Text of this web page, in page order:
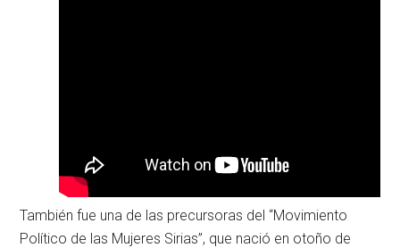
También fue una de las precursoras del “Movimiento
Político de las Mujeres Sirias”, que nació en otoño de